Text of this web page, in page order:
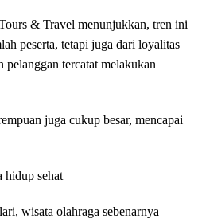
& Travel menunjukkan, tren ini
peserta, tetapi juga dari loyalitas
pelanggan tercatat melakukan
juga cukup besar, mencapai
hidup sehat
wisata olahraga sebenarnya